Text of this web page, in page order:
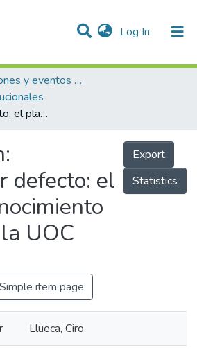
Log In (current)
1. Publicaciones y eventos institucionales
Abierta por defecto: el plan de conocimiento abierto en la UOC
defecto: el
UOC
Export
Statistics
Simple item page
Llueca, Ciro